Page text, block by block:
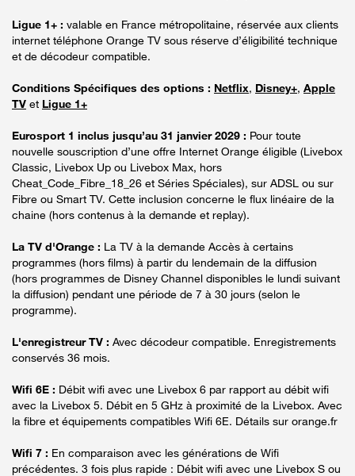
Ligue 1+ : valable en France métropolitaine, réservée aux clients
internet téléphone Orange TV sous réserve d’éligibilité technique
et de décodeur compatible.
Conditions Spécifiques des options : Netflix, Disney+, Apple
TV et Ligue 1+
Eurosport 1 inclus jusqu’au 31 janvier 2029 : Pour toute
nouvelle souscription d’une offre Internet Orange éligible (Livebox
Classic, Livebox Up ou Livebox Max, hors
Cheat_Code_Fibre_18_26 et Séries Spéciales), sur ADSL ou sur
Fibre ou Smart TV. Cette inclusion concerne le flux linéaire de la
chaine (hors contenus à la demande et replay).
La TV d'Orange : La TV à la demande Accès à certains
programmes (hors films) à partir du lendemain de la diffusion
(hors programmes de Disney Channel disponibles le lundi suivant
la diffusion) pendant une période de 7 à 30 jours (selon le
programme).
L'enregistreur TV : Avec décodeur compatible. Enregistrements
conservés 36 mois.
Wifi 6E : Débit wifi avec une Livebox 6 par rapport au débit wifi
avec la Livebox 5. Débit en 5 GHz à proximité de la Livebox. Avec
la fibre et équipements compatibles Wifi 6E. Détails sur orange.fr
Wifi 7 : En comparaison avec les générations de Wifi
précédentes. 3 fois plus rapide : Débit wifi avec une Livebox S ou